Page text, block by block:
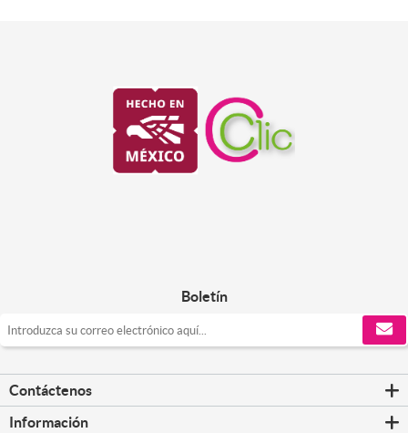
Boletín
Contáctenos
Información